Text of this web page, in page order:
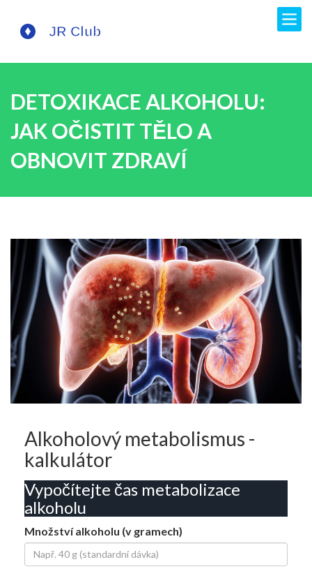
DETOXIKACE ALKOHOLU:
JAK OČISTIT TĚLO A
OBNOVIT ZDRAVÍ
Alkoholový metabolismus -
kalkulátor
Vypočítejte čas metabolizace
alkoholu
Množství alkoholu (v gramech)